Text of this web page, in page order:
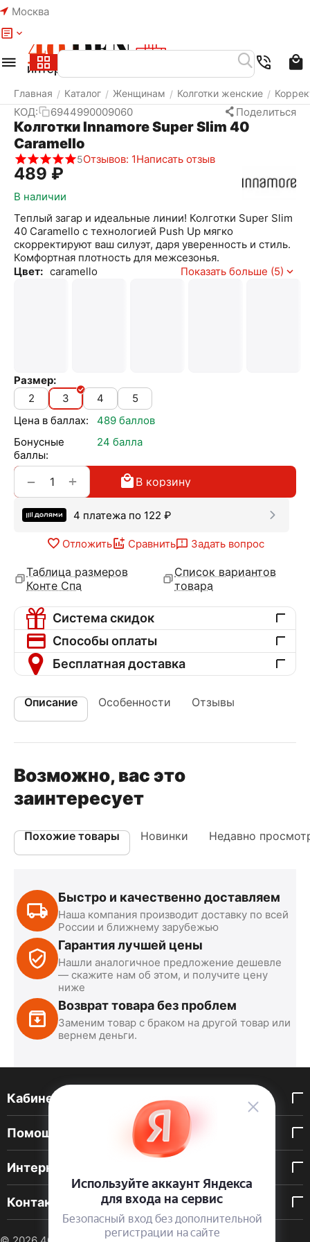
Москва
Главная / Каталог / Женщинам / Колготки женские /
КОД: 6944990009060 Поделиться
Колготки Innamore Super Slim 40
Caramello
5Отзывов: 1Написать отзыв
‍489‍ ₽
В наличии
Теплый загар и идеальные линии! Колготки Super Slim
40 Caramello с технологией Push Up мягко
скорректируют ваш силуэт, даря уверенность и стиль.
Комфортная плотность для межсезонья.
Цвет: caramello Показать больше (5)
Размер:
2
3 4
5
Цена в баллах:
489 баллов
Бонусные
баллы:
24 балла
+
− В корзину
4 платежа по 122 ₽
Отложить Сравнить Задать вопрос
Таблица размеров
Конте Спа
Список вариантов
товара
Система скидок
Способы оплаты
Бесплатная доставка
Описание Особенности Отзывы
Возможно, вас это
заинтересует
Похожие товары Новинки Недавно
Быстро и качественно доставляем
Наша компания производит доставку по всей
России и ближнему зарубежью
Гарантия лучшей цены
Нашли аналогичное предложение дешевле
— скажите нам об этом, и получите цену
ниже
Возврат товара без проблем
Заменим товар с браком на другой товар или
вернем деньги.
Кабинет покупателя
Помощь покупателю
Интернет-магазин
Контакты
Меню